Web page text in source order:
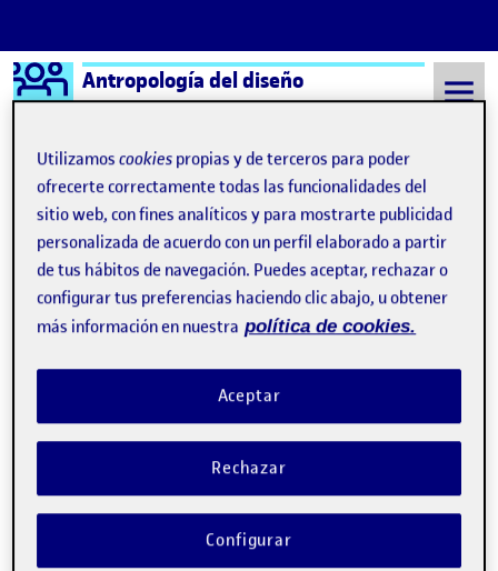
Saltar al contenido
Logo Ágora
Antropología del diseño
Semestre 20211 - Aula 1 Quelic Berga Carreras
Quelic Berga Carreras
¡Bienvenidos y bienvenidas!
Publicado por
Quelic Berga Carreras
Fecha de publicación9 septiembre, 2021 2:49 pm
Utilizamoscookies propias y de terceros para poder
ofrecerte correctamente todas las funcionalidades del
sitio web, con fines analíticos y para mostrarte publicidad
personalizada de acuerdo con un perfil elaborado a partir
de tus hábitos de navegación. Puedes aceptar, rechazar o
configurar tus preferencias haciendo clic abajo, u obtener
más información en nuestra política de cookies.
Rechazar
Aceptar
Configurar